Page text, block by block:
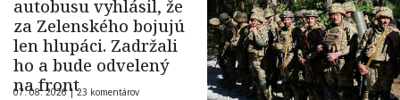
autobusu vyhlásil, že
za Zelenského bojujú
len hlupáci. Zadržali
ho a bude odvelený
na front
07. 08. 2026 |23 komentárov